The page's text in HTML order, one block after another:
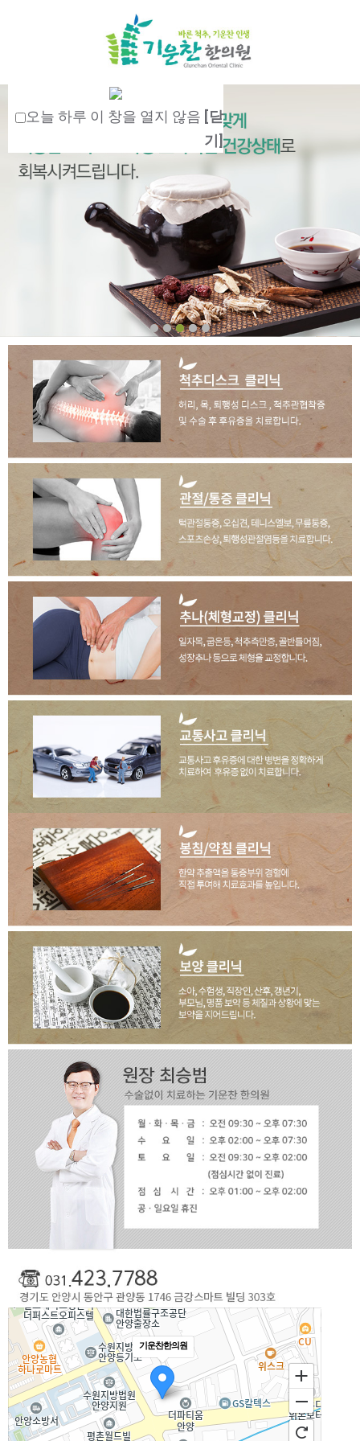
기운찬한의원
오늘 하루 이 창을 열지 않음
[닫
기]